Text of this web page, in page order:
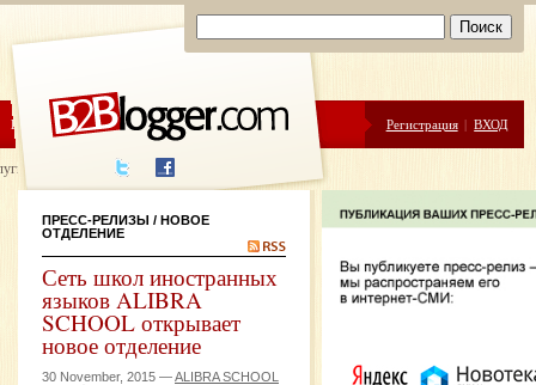
ЦЕНЫ ПОМОЩЬ Регистрация | ВХОД
написания
ПРЕСС-РЕЛИЗЫ / НОВОЕ
ОТДЕЛЕНИЕ
Сеть школ иностранных
языков ALIBRA
SCHOOL открывает
новое отделение
30 November, 2015 —ALIBRA SCHOOL